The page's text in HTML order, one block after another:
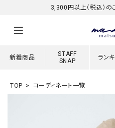
3,300円以上（税込）
新着商品
STAFF
SNAP
ラン
TOP コーディネート一覧